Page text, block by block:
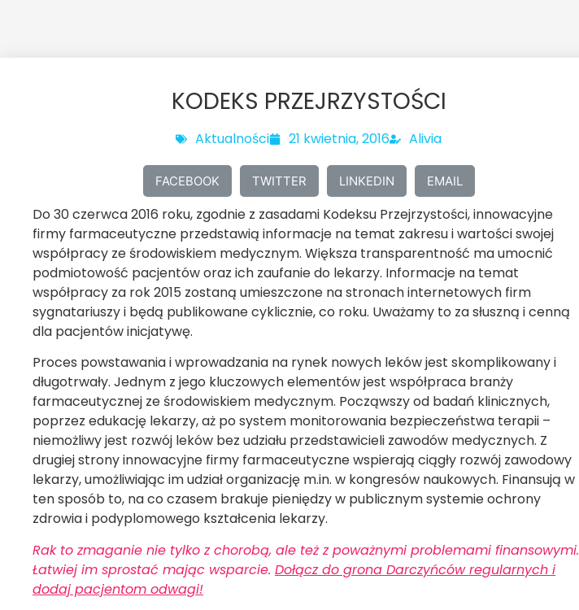
KODEKS PRZEJRZYSTOŚCI
Aktualności 21 kwietnia, 2016 Alivia
FACEBOOK TWITTER LINKEDIN EMAIL
Do 30 czerwca 2016 roku, zgodnie z zasadami Kodeksu Przejrzystości, innowacyjne
firmy farmaceutyczne przedstawią informacje na temat zakresu i wartości swojej
współpracy ze środowiskiem medycznym. Większa transparentność ma umocnić
podmiotowość pacjentów oraz ich zaufanie do lekarzy. Informacje na temat
współpracy za rok 2015 zostaną umieszczone na stronach internetowych firm
sygnatariuszy i będą publikowane cyklicznie, co roku. Uważamy to za słuszną i cenną
dla pacjentów inicjatywę.
Proces powstawania i wprowadzania na rynek nowych leków jest skomplikowany i
długotrwały. Jednym z jego kluczowych elementów jest współpraca branży
farmaceutycznej ze środowiskiem medycznym. Począwszy od badań klinicznych,
poprzez edukację lekarzy, aż po system monitorowania bezpieczeństwa terapii –
niemożliwy jest rozwój leków bez udziału przedstawicieli zawodów medycznych. Z
drugiej strony innowacyjne firmy farmaceutyczne wspierają ciągły rozwój zawodowy
lekarzy, umożliwiając im udział organizację m.in. w kongresów naukowych. Finansują w
ten sposób to, na co czasem brakuje pieniędzy w publicznym systemie ochrony
zdrowia i podyplomowego kształcenia lekarzy.
Rak to zmaganie nie tylko z chorobą, ale też z poważnymi problemami finansowymi.
Łatwiej im sprostać mając wsparcie. Dołącz do grona Darczyńców regularnych i
dodaj pacjentom odwagi!